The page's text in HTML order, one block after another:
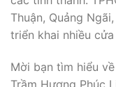
được chuỗi siêu thị
tác cung ứng hàng
sản phẩm của
các tỉnh thành:
Thuận, Quảng